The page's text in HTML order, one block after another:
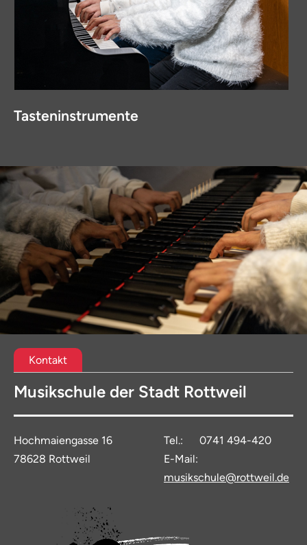
Tasteninstrumente
Kontakt
Musikschule der Stadt Rottweil
Hochmaiengasse 16
78628 Rottweil
Tel.: 0741 494-420
E-Mail:
musikschule@rottweil.de